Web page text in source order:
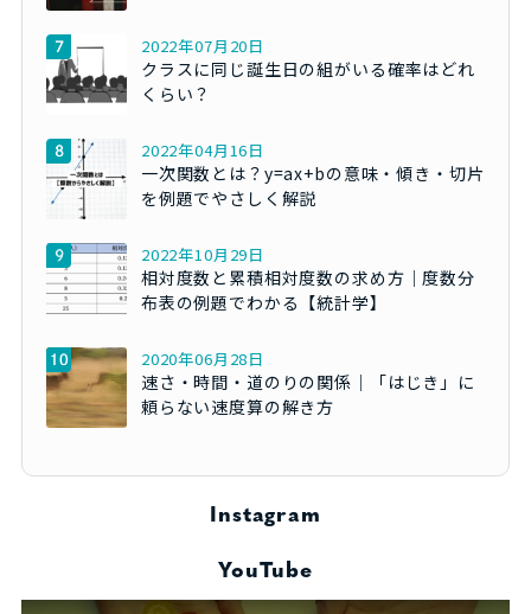
2022年07月20日
クラスに同じ誕生日の組がいる確率はどれ
くらい？
2022年04月16日
一次関数とは？y=ax+bの意味・傾き・切片
を例題でやさしく解説
2022年10月29日
相対度数と累積相対度数の求め方｜度数分
布表の例題でわかる【統計学】
2020年06月28日
速さ・時間・道のりの関係｜「はじき」に
頼らない速度算の解き方
Instagram
YouTube